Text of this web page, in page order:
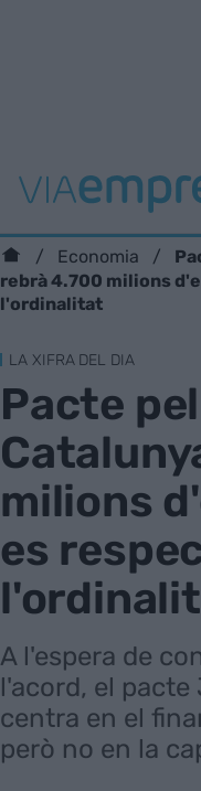
Economia
rebrà 4.700 milions
l'ordinalitat
LA XIFRA DEL DIA
Pacte
milions
es
A l'espera de
l'acord, el
centra en el
però no en la